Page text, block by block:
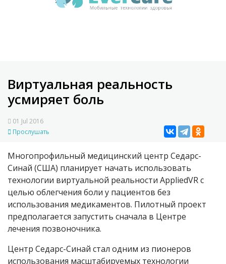
Виртуальная реальность
усмиряет боль
01 Jul 2016
Прослушать
Многопрофильный медицинский центр Седарс-
Синай (США) планирует начать использовать
технологии виртуальной реальности AppliedVR с
целью облегчения боли у пациентов без
использования медикаментов. Пилотный проект
предполагается запустить сначала в Центре
лечения позвоночника.
Центр Седарс-Синай стал одним из пионеров
использования масштабируемых технологии